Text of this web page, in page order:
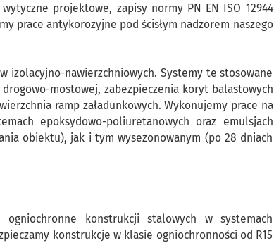
projektowe, zapisy normy PN EN ISO 12944
prace antykorozyjne pod ścisłym nadzorem naszego
izolacyjno-nawierzchniowych. Systemy te stosowane
mostowej, zabezpieczenia koryt balastowych
ramp załadunkowych. Wykonujemy prace na
epoksydowo-poliuretanowych oraz emulsjach
obiektu), jak i tym wysezonowanym (po 28 dniach
ogniochronne konstrukcji stalowych w systemach
konstrukcje w klasie ogniochronności od R15